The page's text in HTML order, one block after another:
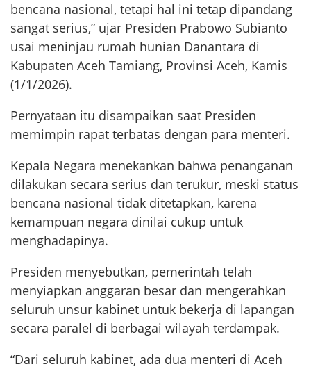
bencana nasional, tetapi hal ini tetap dipandang
sangat serius,” ujar Presiden Prabowo Subianto
usai meninjau rumah hunian Danantara di
Kabupaten Aceh Tamiang, Provinsi Aceh, Kamis
(1/1/2026).
Pernyataan itu disampaikan saat Presiden
memimpin rapat terbatas dengan para menteri.
Kepala Negara menekankan bahwa penanganan
dilakukan secara serius dan terukur, meski status
bencana nasional tidak ditetapkan, karena
kemampuan negara dinilai cukup untuk
menghadapinya.
Presiden menyebutkan, pemerintah telah
menyiapkan anggaran besar dan mengerahkan
seluruh unsur kabinet untuk bekerja di lapangan
secara paralel di berbagai wilayah terdampak.
“Dari seluruh kabinet, ada dua menteri di Aceh